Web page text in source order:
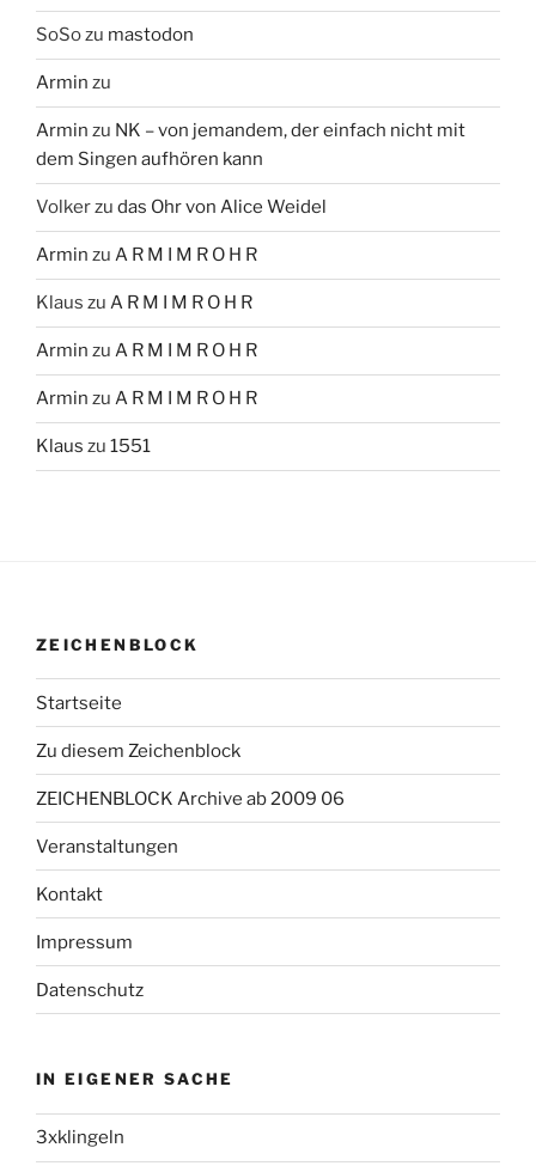
SoSozu mastodon
Armin zu
Armin zu NK – von jemandem, der einfach nicht mit
dem Singen aufhören kann
Volkerzu das Ohr von Alice Weidel
Armin zu A R M I M R O H R
Klaus zu A R M I M R O H R
Armin zu A R M I M R O H R
Armin zu A R M I M R O H R
Klaus zu 1551
ZEICHENBLOCK
Startseite
Zu diesem Zeichenblock
ZEICHENBLOCK Archive ab 2009 06
Veranstaltungen
Kontakt
Impressum
Datenschutz
IN EIGENER SACHE
3xklingeln